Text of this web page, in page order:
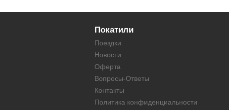
Покатили
Поездки
Новости
Оферта
Вопросы-Ответы
Контакты
Политика конфиденциальности